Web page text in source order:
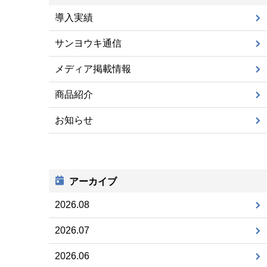
導入実績
サンヨウキ通信
メディア掲載情報
商品紹介
お知らせ
アーカイブ
2026.08
2026.07
2026.06